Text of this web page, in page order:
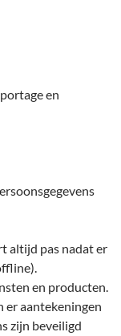
en
altijd pas nadat er
en producten.
er aantekeningen
zijn beveiligd